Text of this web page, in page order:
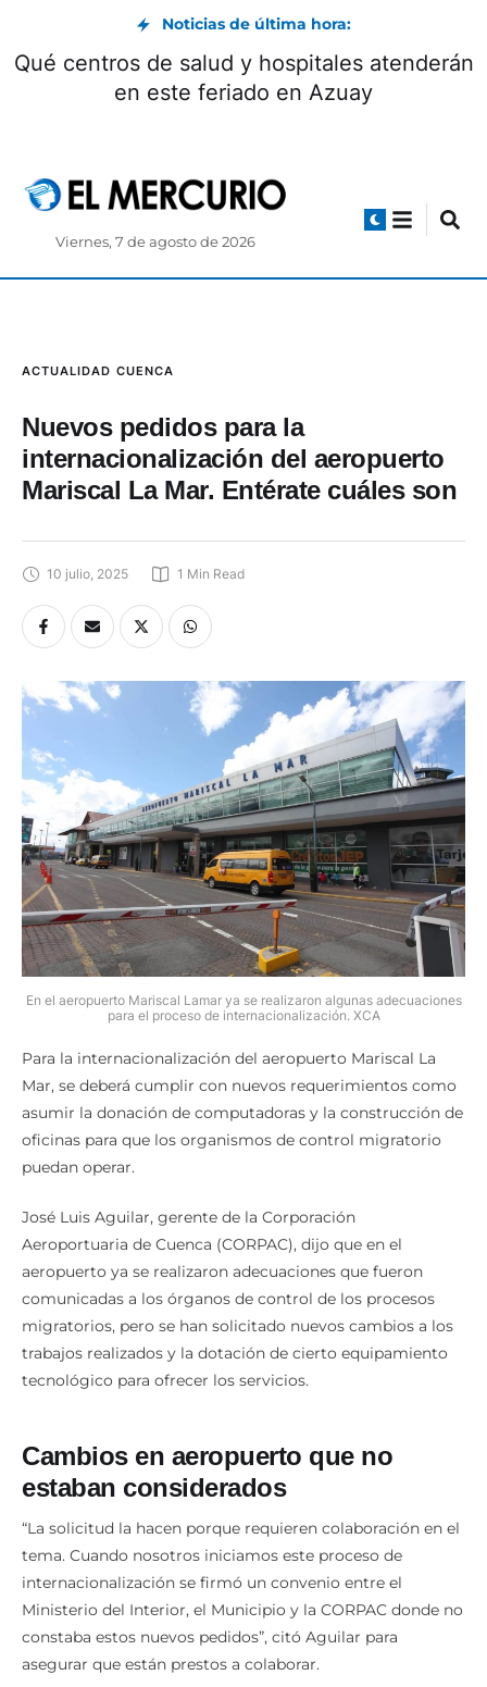
Noticias de última hora:
Qué centros de salud y hospitales atenderán
en este feriado en Azuay
Viernes, 7 de agosto de 2026
ACTUALIDAD CUENCA
Nuevos pedidos para la
internacionalización del aeropuerto
Mariscal La Mar. Entérate cuáles son
10 julio, 2025 1 Min Read
En el aeropuerto Mariscal Lamar ya se realizaron algunas adecuaciones
para el proceso de internacionalización. XCA
Para la internacionalización del aeropuerto Mariscal La
Mar, se deberá cumplir con nuevos requerimientos como
asumir la donación de computadoras y la construcción de
oficinas para que los organismos de control migratorio
puedan operar.
José Luis Aguilar, gerente de la Corporación
Aeroportuaria de Cuenca (CORPAC), dijo que en el
aeropuerto ya se realizaron adecuaciones que fueron
comunicadas a los órganos de control de los procesos
migratorios, pero se han solicitado nuevos cambios a los
trabajos realizados y la dotación de cierto equipamiento
tecnológico para ofrecer los servicios.
Cambios en aeropuerto que no
estaban considerados
“La solicitud la hacen porque requieren colaboración en el
tema. Cuando nosotros iniciamos este proceso de
internacionalización se firmó un convenio entre el
Ministerio del Interior, el Municipio y la CORPAC donde no
constaba estos nuevos pedidos”, citó Aguilar para
asegurar que están prestos a colaborar.